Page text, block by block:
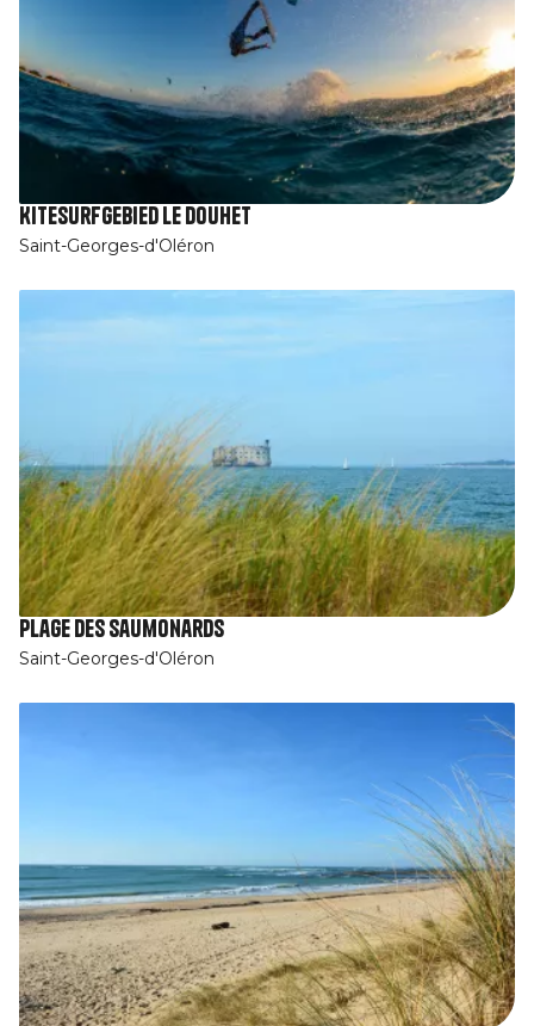
Kitesurfgebied Le Douhet
Saint-Georges-d'Oléron
Plage des Saumonards
Saint-Georges-d'Oléron